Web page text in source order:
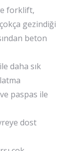
forklift,
gezindiği
beton
daha sık
paspas ile
dost